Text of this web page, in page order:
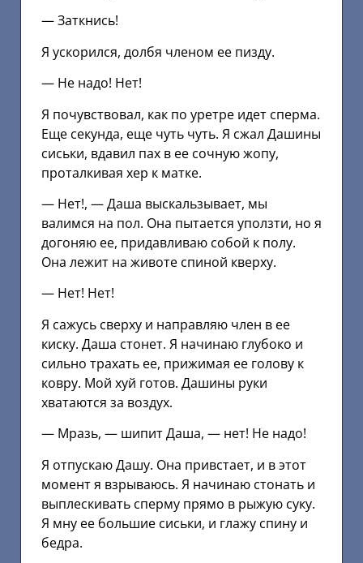
— Заткнись!
Я ускорился, долбя членом ее пизду.
— Не надо! Нет!
Я почувствовал, как по уретре идет сперма.
Еще секунда, еще чуть чуть. Я сжал Дашины
сиськи, вдавил пах в ее сочную жопу,
проталкивая хер к матке.
— Нет!, — Даша выскальзывает, мы
валимся на пол. Она пытается уползти, но я
догоняю ее, придавливаю собой к полу.
Она лежит на животе спиной кверху.
— Нет! Нет!
Я сажусь сверху и направляю член в ее
киску. Даша стонет. Я начинаю глубоко и
сильно трахать ее, прижимая ее голову к
ковру. Мой хуй готов. Дашины руки
хватаются за воздух.
— Мразь, — шипит Даша, — нет! Не надо!
Я отпускаю Дашу. Она привстает, и в этот
момент я взрываюсь. Я начинаю стонать и
выплескивать сперму прямо в рыжую суку.
Я мну ее большие сиськи, и глажу спину и
бедра.